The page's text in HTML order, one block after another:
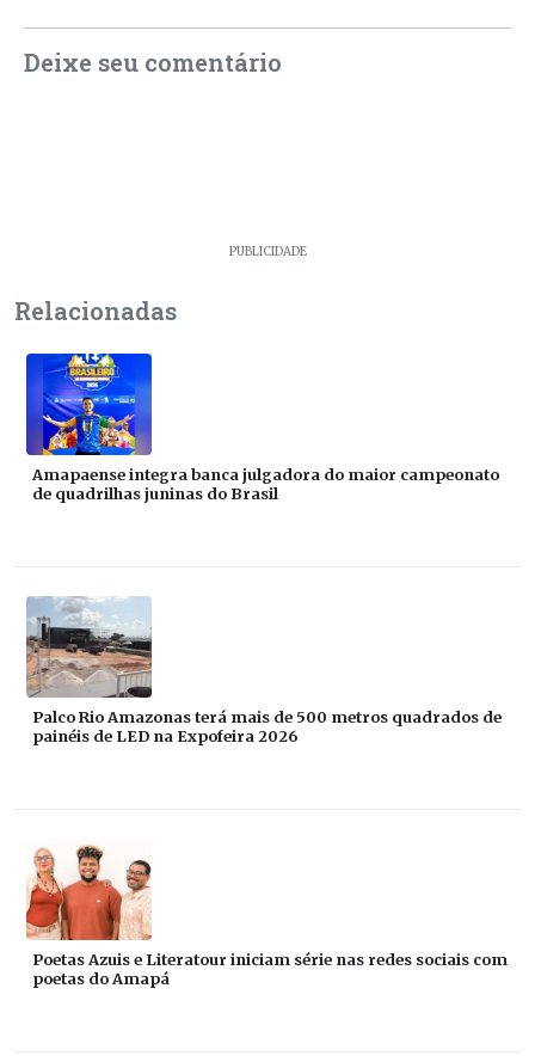
Deixe seu comentário
PUBLICIDADE
Relacionadas
Amapaense integra banca julgadora do maior campeonato
de quadrilhas juninas do Brasil
Palco Rio Amazonas terá mais de 500 metros quadrados de
painéis de LED na Expofeira 2026
Poetas Azuis e Literatour iniciam série nas redes sociais com
poetas do Amapá